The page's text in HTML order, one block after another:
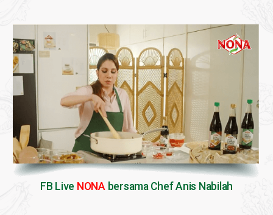
FB Live NONA bersama Chef Anis Nabilah